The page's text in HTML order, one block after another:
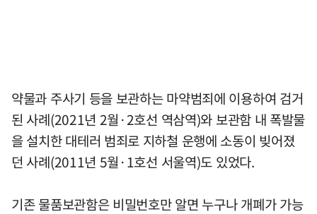
약물과 주사기 등을 보관하는 마약범죄에 이용하여 검거
된 사례(2021년 2월·2호선 역삼역)와 보관함 내 폭발물
을 설치한 대테러 범죄로 지하철 운행에 소동이 빚어졌
던 사례(2011년 5월·1호선 서울역)도 있었다.
기존 물품보관함은 비밀번호만 알면 누구나 개폐가 가능